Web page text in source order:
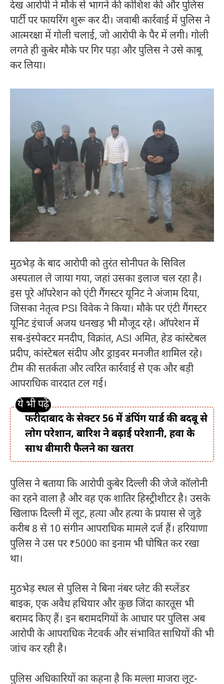
देख आरोपी ने मौके से भागने की कोशिश की और पुलिस
पार्टी पर फायरिंग शुरू कर दी। जवाबी कार्रवाई में पुलिस ने
आत्मरक्षा में गोली चलाई, जो आरोपी के पैर में लगी। गोली
लगते ही कुबेर मौके पर गिर पड़ा और पुलिस ने उसे काबू
कर लिया।
मुठभेड़ के बाद आरोपी को तुरंत सोनीपत के सिविल
अस्पताल ले जाया गया, जहां उसका इलाज चल रहा है।
इस पूरे ऑपरेशन को एंटी गैंगस्टर यूनिट ने अंजाम दिया,
जिसका नेतृत्व PSI विवेक ने किया। मौके पर एंटी गैंगस्टर
यूनिट इंचार्ज अजय धनखड़ भी मौजूद रहे। ऑपरेशन में
सब-इंस्पेक्टर मनदीप, विक्रांत, ASI अमित, हेड कांस्टेबल
प्रदीप, कांस्टेबल संदीप और ड्राइवर मनजीत शामिल रहे।
टीम की सतर्कता और त्वरित कार्रवाई से एक और बड़ी
आपराधिक वारदात टल गई।
फरीदाबाद के सेक्टर 56 में डंपिंग यार्ड की बदबू से
लोग परेशान, बारिश ने बढ़ाई परेशानी, हवा के
साथ बीमारी फैलने का खतरा
पुलिस ने बताया कि आरोपी कुबेर दिल्ली की जेजे कॉलोनी
का रहने वाला है और वह एक शातिर हिस्ट्रीशीटर है। उसके
खिलाफ दिल्ली में लूट, हत्या और हत्या के प्रयास से जुड़े
करीब 8 से 10 संगीन आपराधिक मामले दर्ज हैं। हरियाणा
पुलिस ने उस पर ₹5000 का इनाम भी घोषित कर रखा
था।
मुठभेड़ स्थल से पुलिस ने बिना नंबर प्लेट की स्प्लेंडर
बाइक, एक अवैध हथियार और कुछ जिंदा कारतूस भी
बरामद किए हैं। इन बरामदगियों के आधार पर पुलिस अब
आरोपी के आपराधिक नेटवर्क और संभावित साथियों की भी
जांच कर रही है।
पुलिस अधिकारियों का कहना है कि मल्ला माजरा लूट-